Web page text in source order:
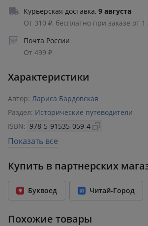
Курьерская доставка, 9 августа
От 310 ₽, бесплатно при заказе от
Почта России
От 499 ₽
Характеристики
Автор: Лариса Бардовская
Раздел: Исторические путеводители
ISBN: 978-5-91535-059-4
Возрастное ограничение:
Количество страниц: 144
Переплет: Мягкий переплёт
Формат: 195x265 мм
Показать все
Купить в партнерских
Буквоед Читай-Город
Похожие товары